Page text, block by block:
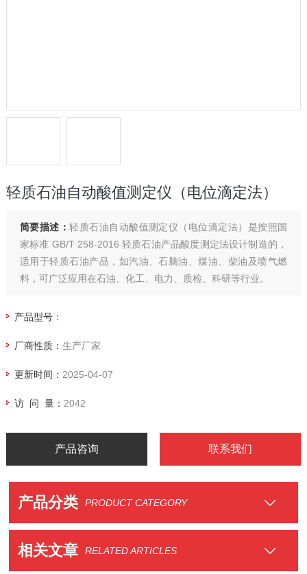
轻质石油自动酸值测定仪（电位滴定法）
简要描述：轻质石油自动酸值测定仪（电位滴定法）是按照国
家标准 GB/T 258-2016 轻质石油产品酸度测定法设计制造的，
适用于轻质石油产品，如汽油、石脑油、煤油、柴油及喷气燃
料，可广泛应用在石油、化工、电力、质检、科研等行业。
产品型号：
厂商性质： 生产厂家
更新时间： 2025-04-07
访 问 量： 2042
产品咨询 联系我们
产品分类 PRODUCT CATEGORY
相关文章 RELATED ARTICLES